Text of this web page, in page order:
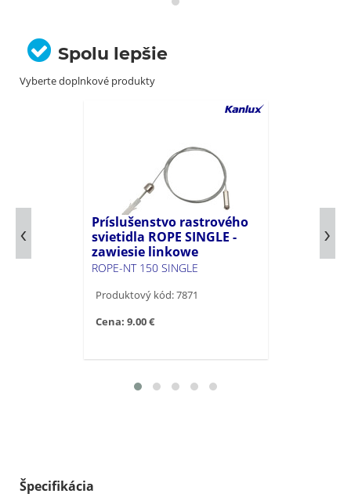
Spolu lepšie
Vyberte doplnkové produkty
Príslušenstvo rastrového
svietidla ROPE SINGLE -
zawiesie linkowe
ROPE-NT 150 SINGLE
Produktový kód: 7871
Cena: 9.00 €
Špecifikácia